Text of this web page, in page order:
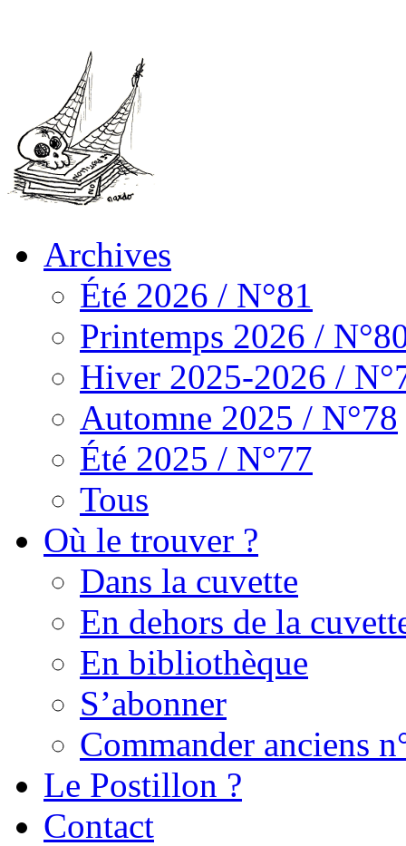
Archives
Été 2026 / N°81
Printemps 2026 /
Hiver 2025-2026 /
Automne 2025 / N°78
Été 2025 / N°77
Tous
Où le trouver ?
Dans la cuvette
En dehors de la
En bibliothèque
S’abonner
Commander anciens
Le Postillon ?
Contact